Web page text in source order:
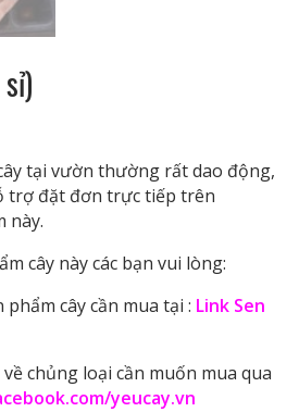
tại vườn thường rất dao động,
trợ đặt đơn trực tiếp trên
này.
cây này các bạn vui lòng:
cây cần mua tại : Link Sen
chủng loại cần muốn mua qua
yeucay.vn